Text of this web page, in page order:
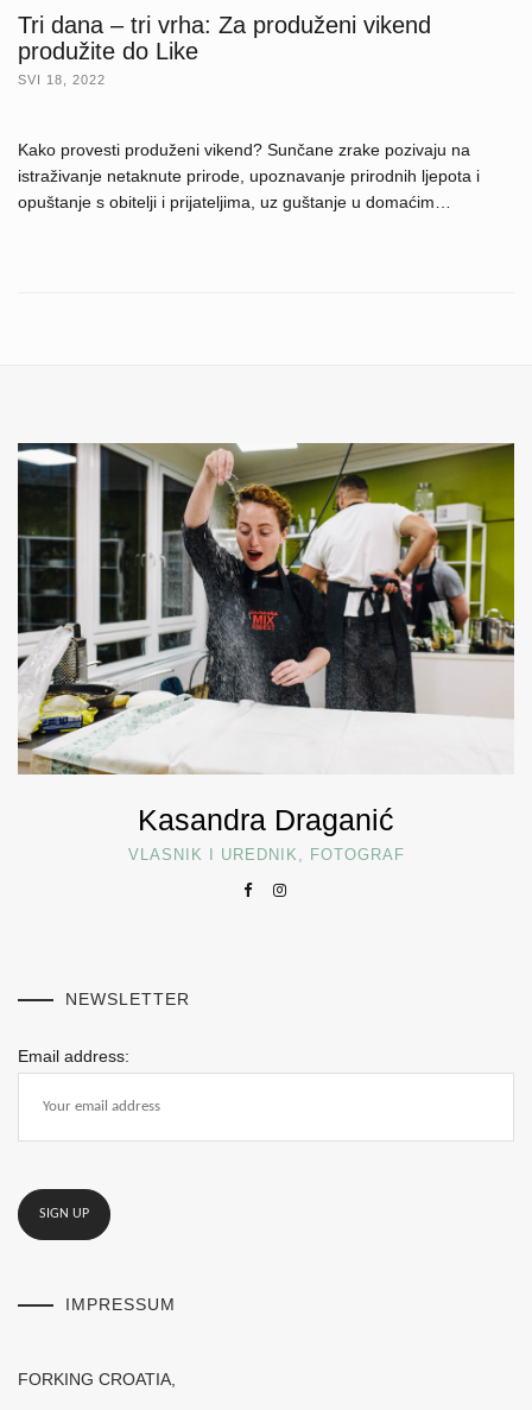
Tri dana – tri vrha: Za produženi vikend
produžite do Like
SVI 18, 2022
Kako provesti produženi vikend? Sunčane zrake pozivaju na
istraživanje netaknute prirode, upoznavanje prirodnih ljepota i
opuštanje s obitelji i prijateljima, uz guštanje u domaćim…
Kasandra Draganić
VLASNIK I UREDNIK, FOTOGRAF
NEWSLETTER
Email address:
IMPRESSUM
FORKING CROATIA,